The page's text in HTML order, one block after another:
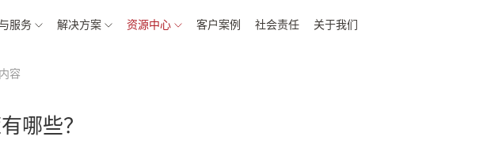
服务 解决方案 资源中心 客户案例 社会责任 关于我们
内容
哪些？